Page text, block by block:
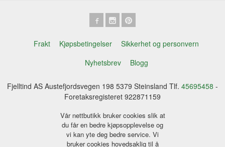
Frakt Kjøpsbetingelser
Sikkerhet og personvern
Nyhetsbrev
Blogg
Fjelltind AS Austefjordsvegen 198 5379 Steinsland Tlf. 45695458 -
Foretaksregisteret 922871159
Vår nettbutikk bruker cookies slik at
du får en bedre kjøpsopplevelse og
vi kan yte deg bedre service. Vi
bruker cookies hovedsaklig til å